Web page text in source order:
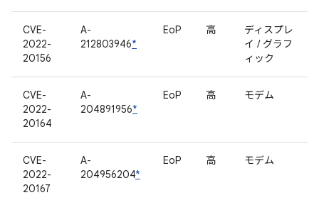
CVE-
2022-
20156
A-
212803946*
EoP 高
ディスプレ
イ / グラフ
ィック
CVE-
2022-
20164
A-
204891956*
EoP 高 モデム
CVE-
2022-
20167
A-
204956204*
EoP 高 モデム